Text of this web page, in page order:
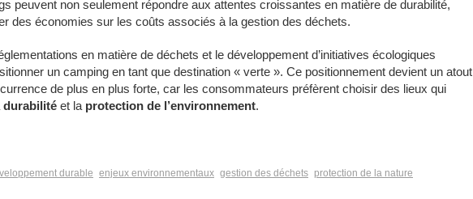
peuvent non seulement répondre aux attentes croissantes en matière de durabilité,
des économies sur les coûts associés à la gestion des déchets.
en matière de déchets et le développement d’initiatives écologiques
un camping en tant que destination « verte ». Ce positionnement devient un atout
de plus en plus forte, car les consommateurs préfèrent choisir des lieux qui
durabilité et la protection de l’environnement.
durable enjeux environnementaux gestion des déchets protection de la nature